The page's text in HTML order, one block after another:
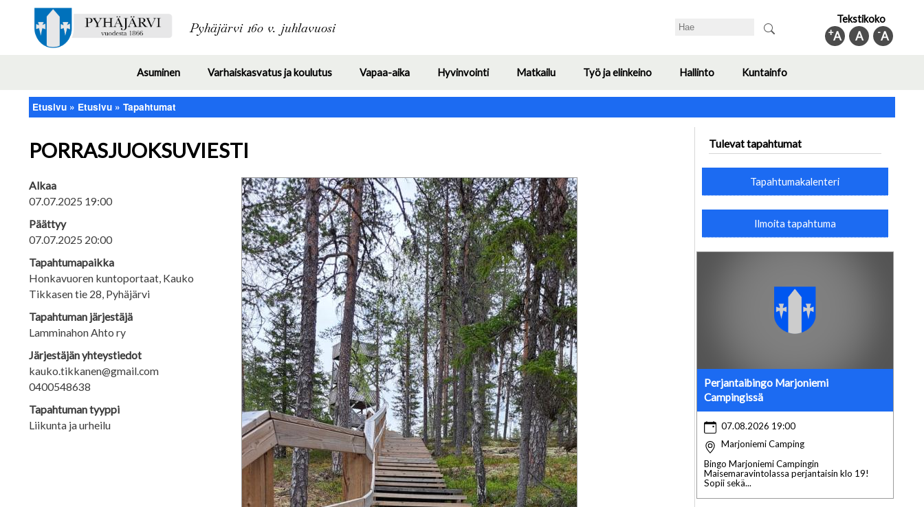
Pyhäjärvi 160 v. juhlavuosi Search Tekstikoko
-A
A
+A
Asuminen
Toggle
Varhaiskasvatus ja koulutus
Toggle
Vapaa-aika
Toggle
Hyvinvointi
Toggle
Matkailu Työ ja elinkeino
Toggle
Hallinto
Toggle
Kuntainfo
Murupolku
Etusivu Etusivu Tapahtumat
PORRASJUOKSUVIESTI
Alkaa
07.07.2025 19:00
Päättyy
07.07.2025 20:00
Tapahtumapaikka
Honkavuoren kuntoportaat, Kauko
Tikkasen tie 28, Pyhäjärvi
Tapahtuman järjestäjä
Lamminahon Ahto ry
Järjestäjän yhteystiedot
kauko.tikkanen@gmail.com
0400548638
Tapahtuman tyyppi
Liikunta ja urheilu
Tulevat tapahtumat
Tapahtumakalenteri
Ilmoita tapahtuma
Perjantaibingo Marjoniemi
Campingissä
07.08.2026 19:00
Marjoniemi Camping
Bingo Marjoniemi Campingin
Maisemaravintolassa perjantaisin klo 19!
Sopii sekä...